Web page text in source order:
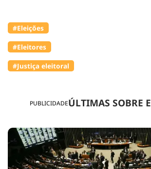
PUBLICIDADEÚLTIMAS SOBRE
#Eleições
#Eleitores
#Justiça eleitoral